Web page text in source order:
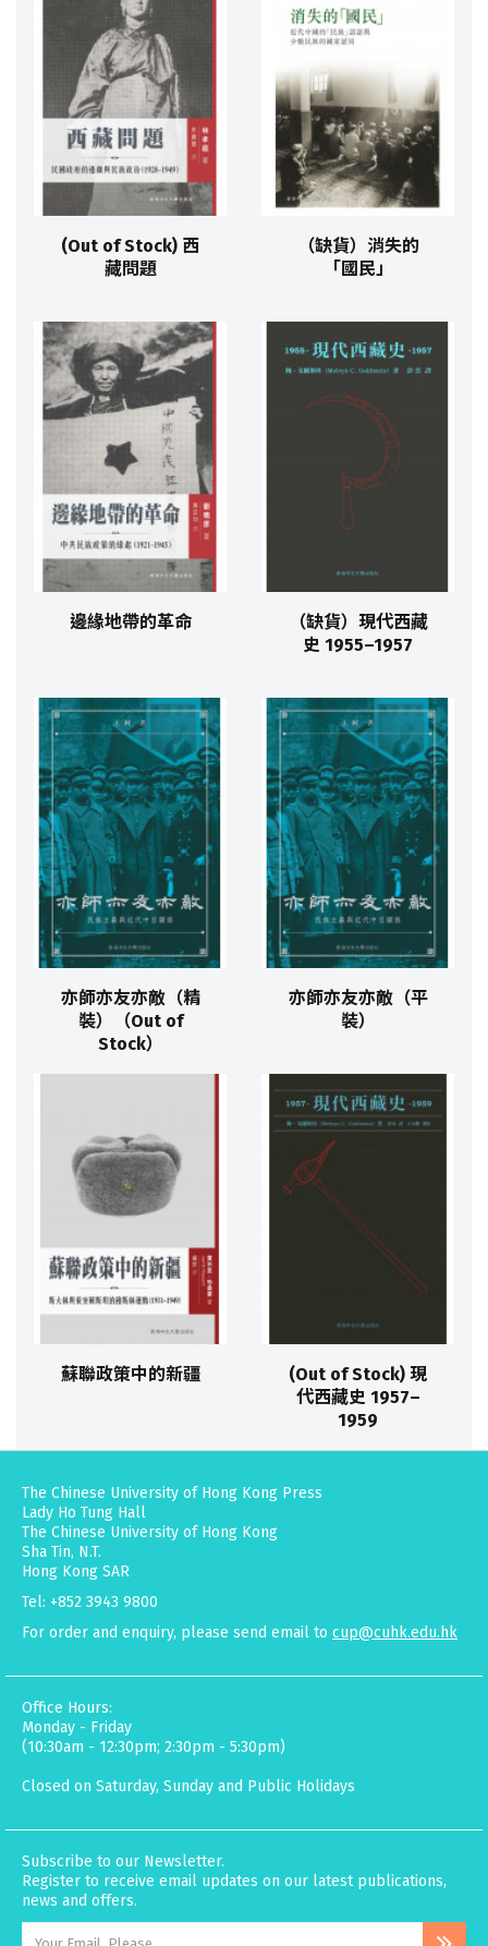
(Out of Stock) 西
藏問題
（缺貨）消失的
「國民」
邊緣地帶的革命
（缺貨）現代西藏
史 1955–1957
亦師亦友亦敵（精
裝）（Out of
Stock）
亦師亦友亦敵（平
裝）
蘇聯政策中的新疆
(Out of Stock) 現
代西藏史 1957–
1959
The Chinese University of Hong Kong Press
Lady Ho Tung Hall
The Chinese University of Hong Kong
Sha Tin, N.T.
Hong Kong SAR
Tel: +852 3943 9800
For order and enquiry, please send email to cup@cuhk.edu.hk
Office Hours:
Monday - Friday
(10:30am - 12:30pm; 2:30pm - 5:30pm)
Closed on Saturday, Sunday and Public Holidays
Subscribe to our Newsletter.
Register to receive email updates on our latest publications,
news and offers.